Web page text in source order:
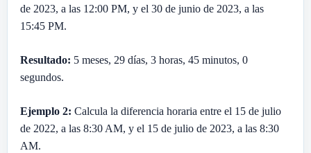
de 2023, a las 12:00 PM, y el 30 de junio de 2023, a las
15:45 PM.
Resultado: 5 meses, 29 días, 3 horas, 45 minutos, 0
segundos.
Ejemplo 2: Calcula la diferencia horaria entre el 15 de julio
de 2022, a las 8:30 AM, y el 15 de julio de 2023, a las 8:30
AM.